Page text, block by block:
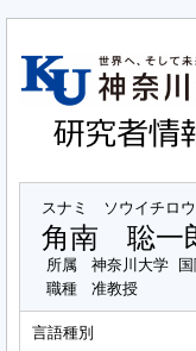
スナミ ソウイチロウ
角南 聡一
所属
神奈川大学 国
職種
准教授
言語種別